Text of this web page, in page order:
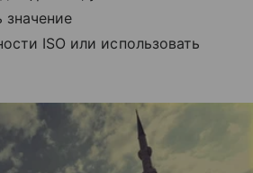
значение
ISO или использовать